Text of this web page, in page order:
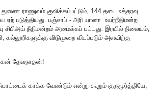
ராணுவம் குவிக்கப்பட்டும், 144 தடை உத்தரவு
ஏற் படுத்தியது. பஞ்சாப் - அரி யானா உயர்நீதிமன்ற
சிபிஅய் நீதிமன்றம் அமைக்கப் பட்டது. இரயில் நிலையம்,
விடுமுறை விடப்படும் அளவிற்கு
தேவநாதன்!
காக்க வேண்டும் என்று கூறும் குருமூர்த்தியே,